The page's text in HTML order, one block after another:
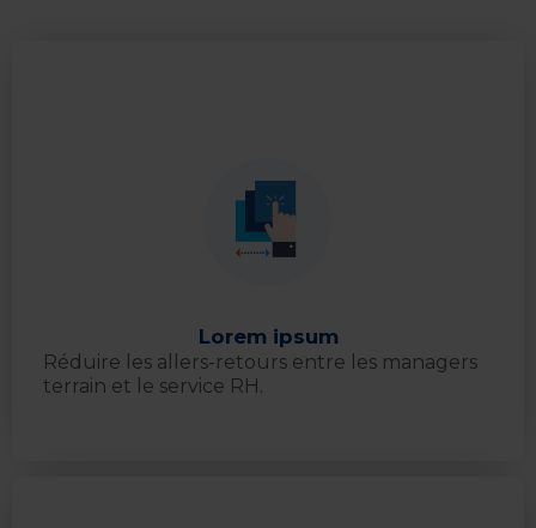
Lorem ipsum
Réduire les allers-retours entre les managers
terrain et le service RH.